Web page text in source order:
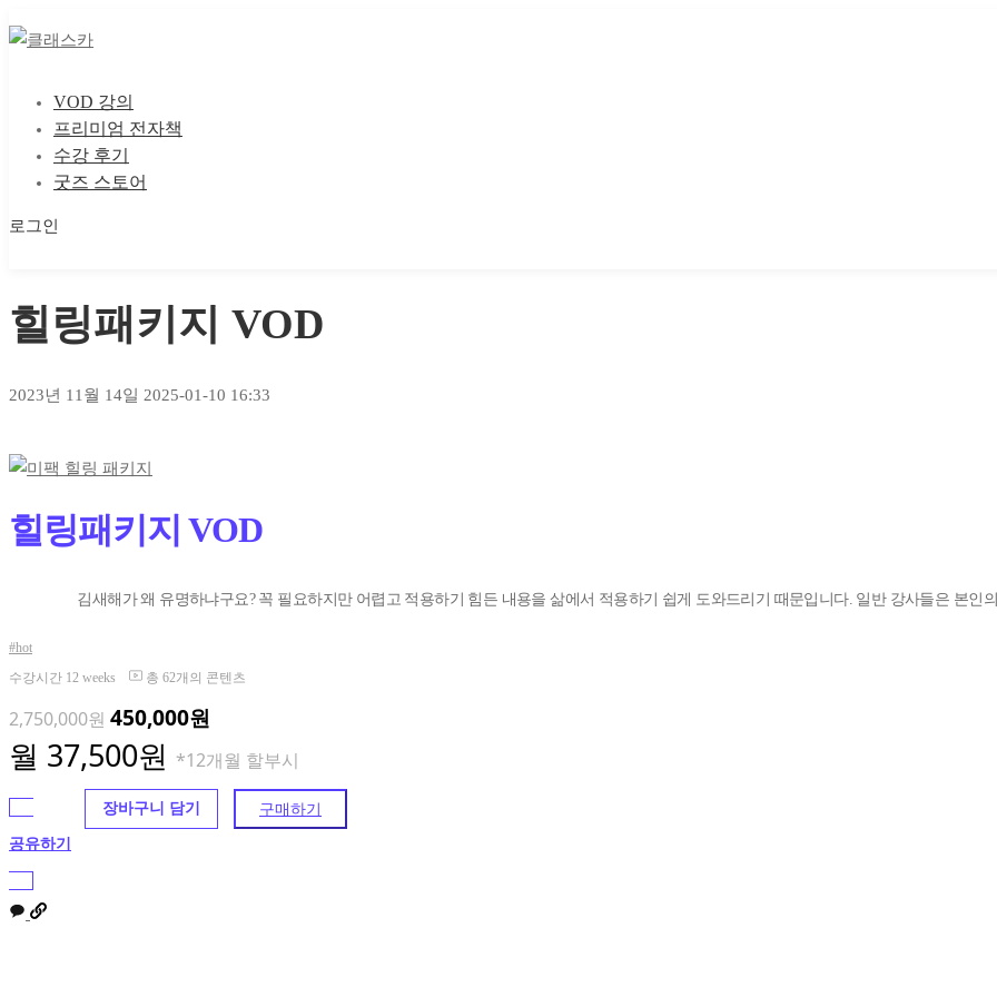
VOD 강의
프리미엄 전자책
수강 후기
굿즈 스토어
로그인
힐링패키지 VOD
2023년 11월 14일 2025-01-10 16:33
VOD
힐링패키지 VOD
김새해가 왜 유명하냐구요? 꼭 필요하지만 어렵고 적용하기 힘든 내용을 삶에서 적용하기 쉽게 도와드리기 때문입니다. 일반 강사들은 본인
hot
수강시간 12 weeks 총 62개의 콘텐츠
2,750,000원 450,000원
월 37,500원 *12개월 할부시
공유하기
장바구니 담기 구매하기